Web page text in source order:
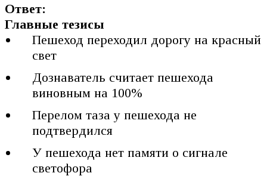
Ответ:
Главные тезисы
Пешеход переходил дорогу на красный
свет
Дознаватель считает пешехода
виновным на 100%
Перелом таза у пешехода не
подтвердился
У пешехода нет памяти о сигнале
светофора